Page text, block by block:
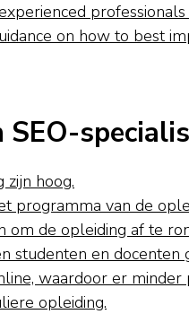
on how to best
SEO-
zijn hoog.
programma van de
om de opleiding af te
studenten en docenten
waardoor er
opleiding.